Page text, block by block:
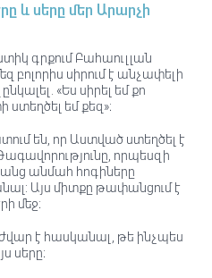
և սերը մեր Արարչի
գրքում Բահաուլլան
բոլորիս սիրում է անչափելի
«Ես սիրել եմ քո
ստեղծել եմ քեզ»։
են, որ Աստված ստեղծել է
որպեսզի
անմահ հոգիները
Այս միտքը թափանցում է
մեջ։
է հասկանալ, թե ինչպես
սերը։